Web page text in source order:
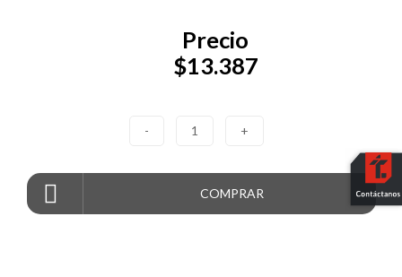
Precio
$13.387
- 1 +
COMPRAR